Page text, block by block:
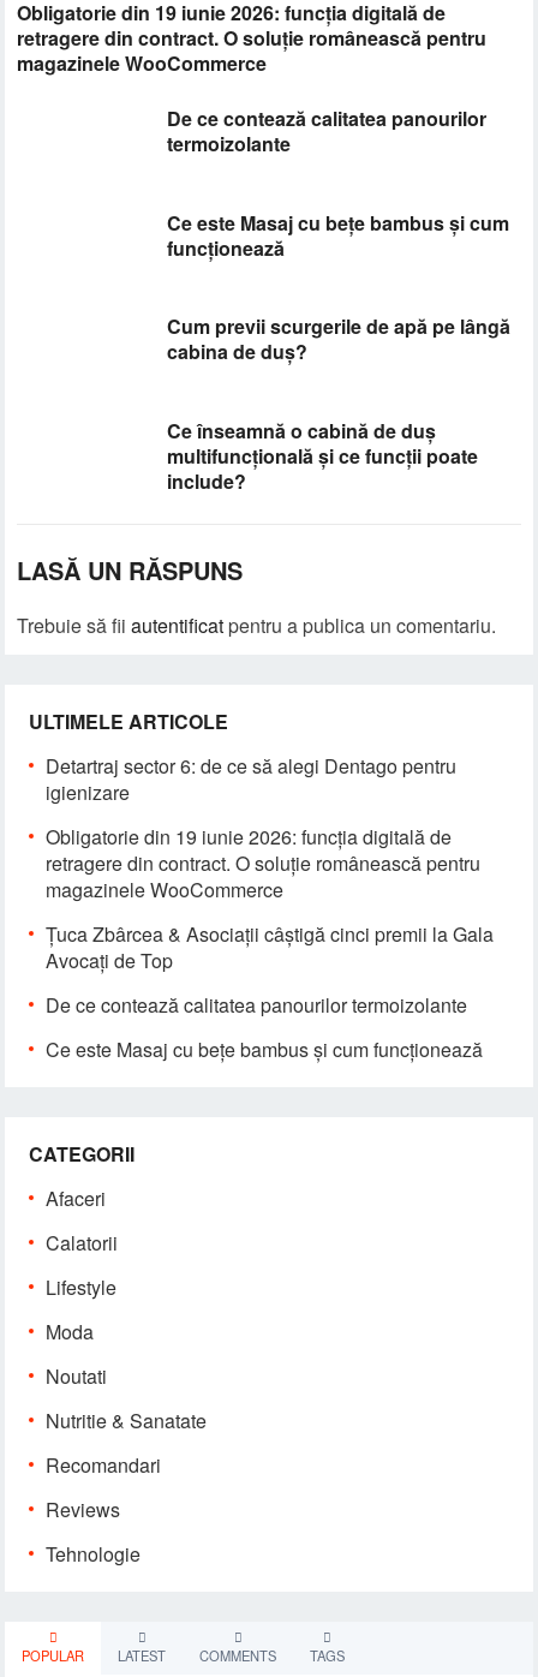
Obligatorie din 19 iunie 2026: funcția digitală de
retragere din contract. O soluție românească pentru
magazinele WooCommerce
De ce contează calitatea panourilor
termoizolante
Ce este Masaj cu bețe bambus și cum
funcționează
Cum previi scurgerile de apă pe lângă
cabina de duș?
Ce înseamnă o cabină de duș
multifuncțională și ce funcții poate
include?
LASĂ UN RĂSPUNS
Trebuie să fiiautentificat pentru a publica un comentariu.
ULTIMELE ARTICOLE
Detartraj sector 6: de ce să alegi Dentago pentru
igienizare
Obligatorie din 19 iunie 2026: funcția digitală de
retragere din contract. O soluție românească pentru
magazinele WooCommerce
Țuca Zbârcea & Asociații câștigă cinci premii la Gala
Avocați de Top
De ce contează calitatea panourilor termoizolante
Ce este Masaj cu bețe bambus și cum funcționează
CATEGORII
Afaceri
Calatorii
Lifestyle
Moda
Noutati
Nutritie & Sanatate
Recomandari
Reviews
Tehnologie
POPULAR LATEST COMMENTS TAGS